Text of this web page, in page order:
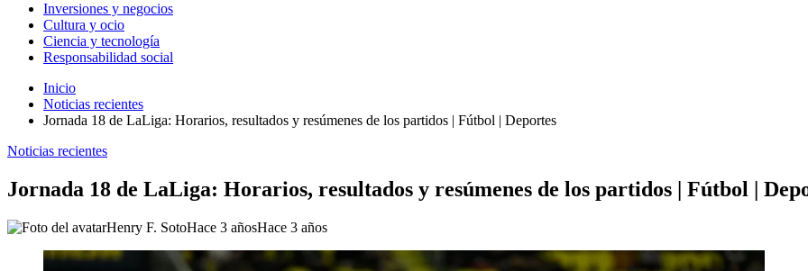
Inversiones y negocios
Cultura y ocio
Ciencia y tecnología
Responsabilidad social
Inicio
Noticias recientes
Jornada 18 de LaLiga: Horarios, resultados y resúmenes de los partidos | Fútbol | Deportes
Noticias recientes
Jornada 18 de LaLiga: Horarios, resultados y resúmenes de los partidos | Fútbol |
Henry F. SotoHace 3 añosHace 3 años